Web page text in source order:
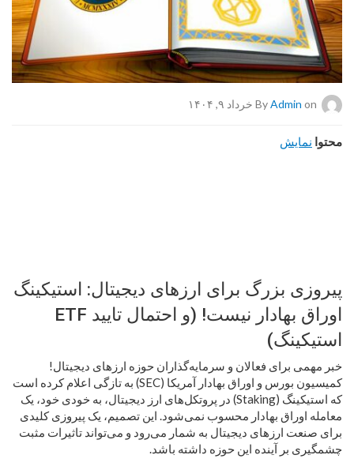
By Admin on خرداد ۹, ۱۴۰۴
محتوا نمایش
پیروزی بزرگ برای ارزهای دیجیتال: استیکینگ
اوراق بهادار نیست! (و احتمال تایید ETF
استیکینگ)
خبر مهمی برای فعالان و سرمایه‌گذاران حوزه ارزهای دیجیتال!
کمیسیون بورس و اوراق بهادار آمریکا (SEC) به تازگی اعلام کرده است
که استیکینگ (Staking) در پروتکل‌های ارز دیجیتال، به خودی خود، یک
معامله اوراق بهادار محسوب نمی‌شود. این تصمیم، یک پیروزی کلیدی
برای صنعت ارزهای دیجیتال به شمار می‌رود و می‌تواند تاثیرات مثبت
چشمگیری بر آینده این حوزه داشته باشد.